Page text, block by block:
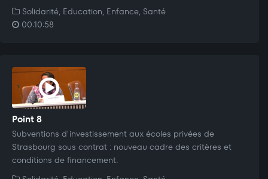
Solidarité, Education, Enfance, Santé
00:10:58
Point 8
Subventions d'investissement aux écoles privées de
Strasbourg sous contrat : nouveau cadre des critères et
conditions de financement.